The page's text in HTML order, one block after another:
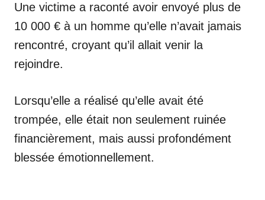
Une victime a raconté avoir envoyé plus de
10 000 € à un homme qu’elle n’avait jamais
rencontré, croyant qu’il allait venir la
rejoindre.
Lorsqu’elle a réalisé qu’elle avait été
trompée, elle était non seulement ruinée
financièrement, mais aussi profondément
blessée émotionnellement.